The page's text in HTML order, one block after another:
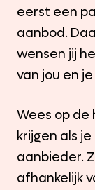
eerst een
aanbod.
wensen jij
van jou en
Wees op de
krijgen als
aanbieder.
afhankelijk